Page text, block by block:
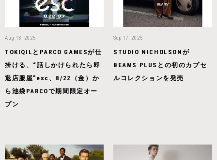
Aug 13, 2025
TOKIQILとPARCO GAMESが仕
掛ける、“話しかけられたら即
退店服屋”esc、8/22（金）か
ら池袋PARCOで期間限定オー
プン
Sep 17, 2025
STUDIO NICHOLSONが
BEAMS PLUSとの初のカプセ
ルコレクションを発売